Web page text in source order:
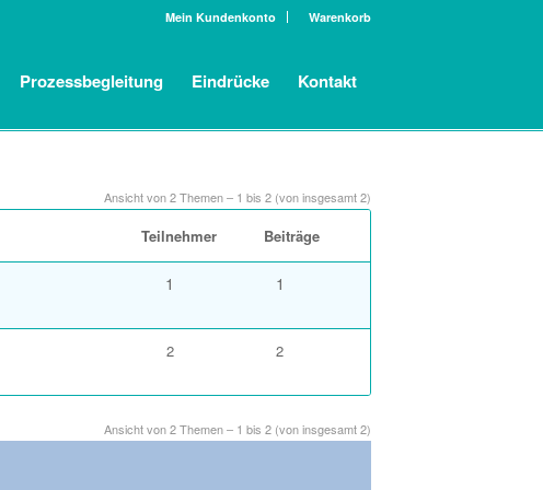
Mein Kundenkonto Warenkorb
Prozessbegleitung Eindrücke Kontakt
Ansicht von 2 Themen – 1 bis 2 (von insgesamt 2)
Teilnehmer Beiträge
1 1
2 2
Ansicht von 2 Themen – 1 bis 2 (von insgesamt 2)